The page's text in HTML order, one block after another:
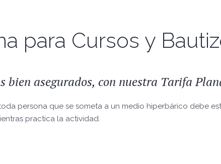
para Cursos y
bien asegurados, con nuestra Tarifa
persona que se someta a un medio hiperbárico debe
practica la actividad.